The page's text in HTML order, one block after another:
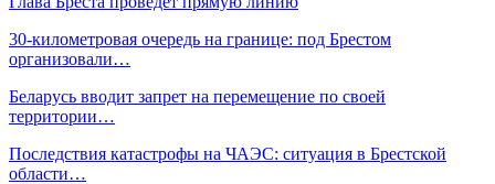
30-километровая очередь на границе: под Брестом
организовали…
Беларусь вводит запрет на перемещение по своей
территории…
Последствия катастрофы на ЧАЭС: ситуация в Брестской
области…